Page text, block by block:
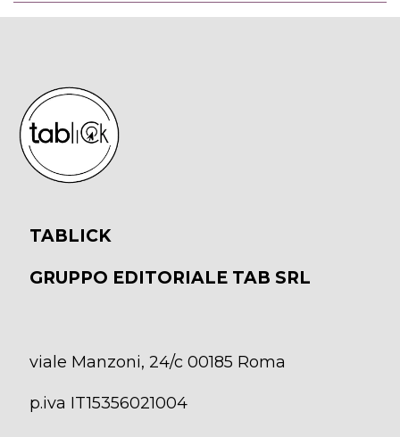
TABLICK
GRUPPO EDITORIALE TAB SRL
viale Manzoni, 24/c 00185 Roma
p.iva IT15356021004